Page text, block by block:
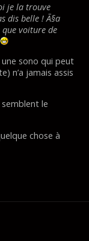
je la trouve
dis belle ! Ã§a
voiture de
une sono qui peut
n’a jamais assis
semblent le
chose à